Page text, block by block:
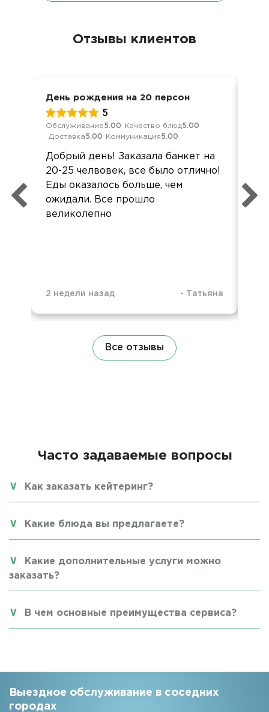
Отзывы клиентов
День рождения на 20 персон
5
Обслуживание5.00 Качество блюд5.00
Доставка5.00 Коммуникация5.00
Добрый день! Заказала банкет на
20-25 челвовек, все было отлично!
Еды оказалось больше, чем
ожидали. Все прошло
великолепно
2 недели назад - Татьяна
Все отзывы
Часто задаваемые вопросы
Как заказать кейтеринг?
Какие блюда вы предлагаете?
Какие дополнительные услуги можно
заказать?
В чем основные преимущества сервиса?
Выездное обслуживание в соседних
городах